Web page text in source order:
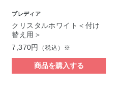
プレディア
クリスタルホワイト＜付け
替え用＞
7,370円
（税込）※
商品を購入する